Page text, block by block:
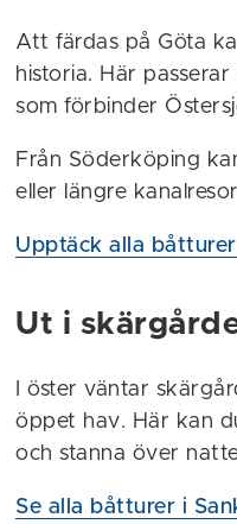
Att färdas på Göta
historia. Här
som förbinder
Från Söderköping
eller längre
Upptäck alla
Ut i
I öster väntar
öppet hav. Här kan
och stanna över
Se alla båtturer i